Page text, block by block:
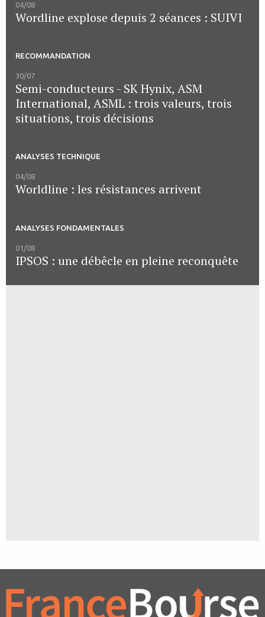
04/08
Wordline explose depuis 2 séances : SUIVI
RECOMMANDATION
30/07
Semi-conducteurs - SK Hynix, ASM
International, ASML : trois valeurs, trois
situations, trois décisions
ANALYSES TECHNIQUE
04/08
Worldline : les résistances arrivent
ANALYSES FONDAMENTALES
01/08
IPSOS : une débêcle en pleine reconquête